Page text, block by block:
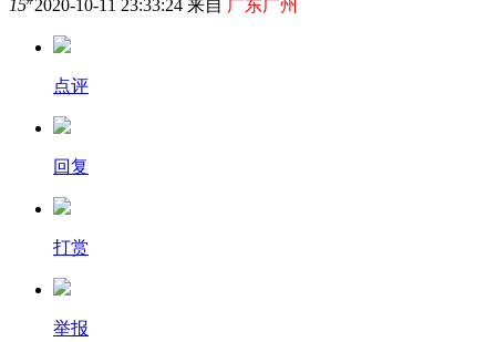
15 2020-10-11 23:33:24 来自 广东广州
点评
回复
打赏
举报